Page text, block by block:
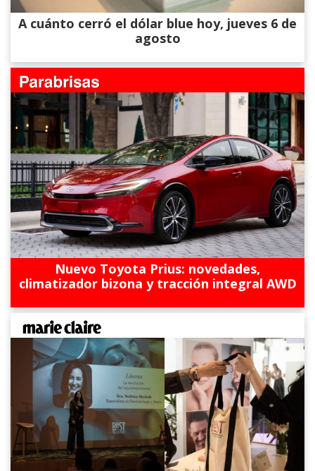
A cuánto cerró el dólar blue hoy, jueves 6 de
agosto
Nuevo Toyota Prius: novedades,
climatizador bizona y tracción integral AWD